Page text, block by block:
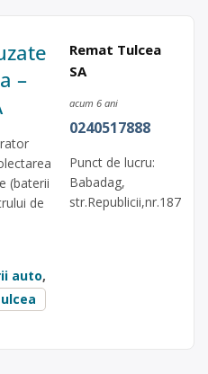
–
(baterii
de
auto,
Remat Tulcea
SA
acum 6 ani
0240517888
Punct de lucru:
Babadag,
str.Republicii,nr.187